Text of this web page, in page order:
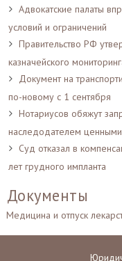
Адвокатские палаты
условий и ограничений
Правительство РФ
казначейского
Документ на
по-новому с 1 сентября
Нотариусов обяжут
наследодателем
Суд отказал в
лет грудного импланта
Документы
Медицина и отпуск